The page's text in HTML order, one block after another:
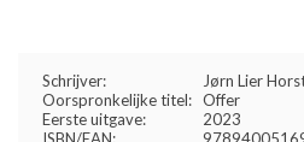
Schrijver:
Jørn Lier
Oorspronkelijke titel: Offer
Eerste uitgave:
2023
ISBN/EAN: